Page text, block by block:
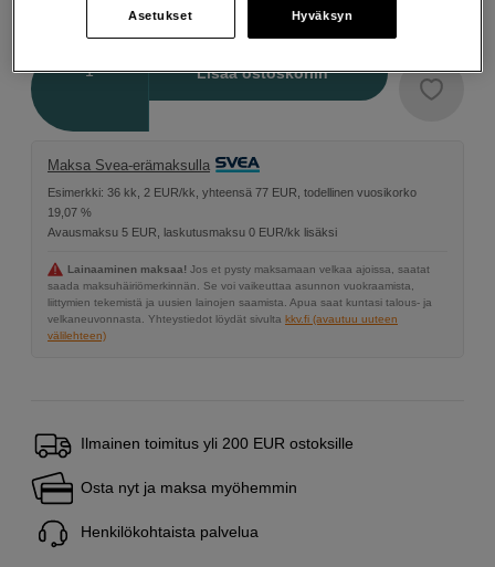
EUR
Lisää ostoskoriin
Maksa Svea-erämaksulla
Esimerkki: 36 kk, 2 EUR/kk, yhteensä 77 EUR, todellinen vuosikorko
19,07 %
Avausmaksu 5 EUR, laskutusmaksu 0 EUR/kk lisäksi
Lainaaminen maksaa! Jos et pysty maksamaan velkaa ajoissa, saatat
saada maksuhäiriömerkinnän. Se voi vaikeuttaa asunnon vuokraamista,
liittymien tekemistä ja uusien lainojen saamista. Apua saat kuntasi talous- ja
velkaneuvonnasta. Yhteystiedot löydät sivulta kkv.fi (avautuu uuteen
välilehteen)
Ilmainen toimitus yli 200 EUR ostoksille
Osta nyt ja maksa myöhemmin
Henkilökohtaista palvelua
Asetukset Hyväksyn